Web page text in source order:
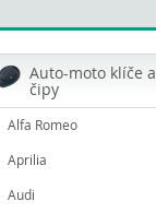
Auto-moto klíče a
čipy
Alfa Romeo
Aprilia
Audi